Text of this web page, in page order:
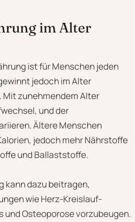
im Alter
ist für Menschen jeden
jedoch im Alter
Mit zunehmendem Alter
und der
Ältere Menschen
jedoch mehr Nährstoffe
und Ballaststoffe.
kann dazu beitragen,
wie Herz-Kreislauf-
und Osteoporose vorzubeugen.